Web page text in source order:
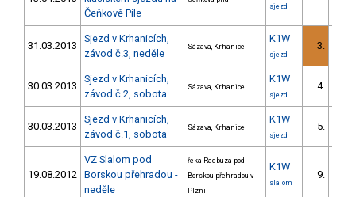
Čeňkově Pile
sjezd
31.03.2013
Sjezd v Krhanicích,
závod č.3, neděle
Sázava, Krhanice
K1W
sjezd
3.
30.03.2013
Sjezd v Krhanicích,
závod č.2, sobota
Sázava, Krhanice
K1W
sjezd
4.
30.03.2013
Sjezd v Krhanicích,
závod č.1, sobota
Sázava, Krhanice
K1W
sjezd
5.
19.08.2012
VZ Slalom pod
Borskou přehradou -
neděle
řeka Radbuza pod
Borskou přehradou v
Plzni
K1W
slalom
9.